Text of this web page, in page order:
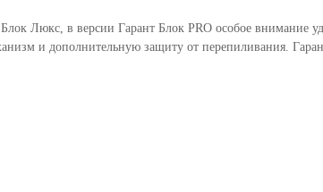
Блок Люкс, в версии Гарант Блок PRO особое
и дополнительную защиту от перепиливания.